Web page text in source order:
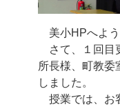
美小HPへよう
さて、１回目
所長様、町教委
しました。
授業では、お